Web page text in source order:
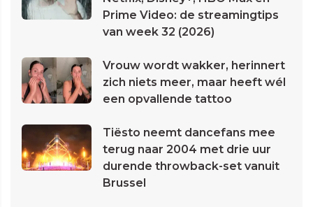
Prime Video: de streamingtips
van week 32 (2026)
Vrouw wordt wakker, herinnert
zich niets meer, maar heeft wél
een opvallende tattoo
Tiësto neemt dancefans mee
terug naar 2004 met drie uur
durende throwback-set vanuit
Brussel